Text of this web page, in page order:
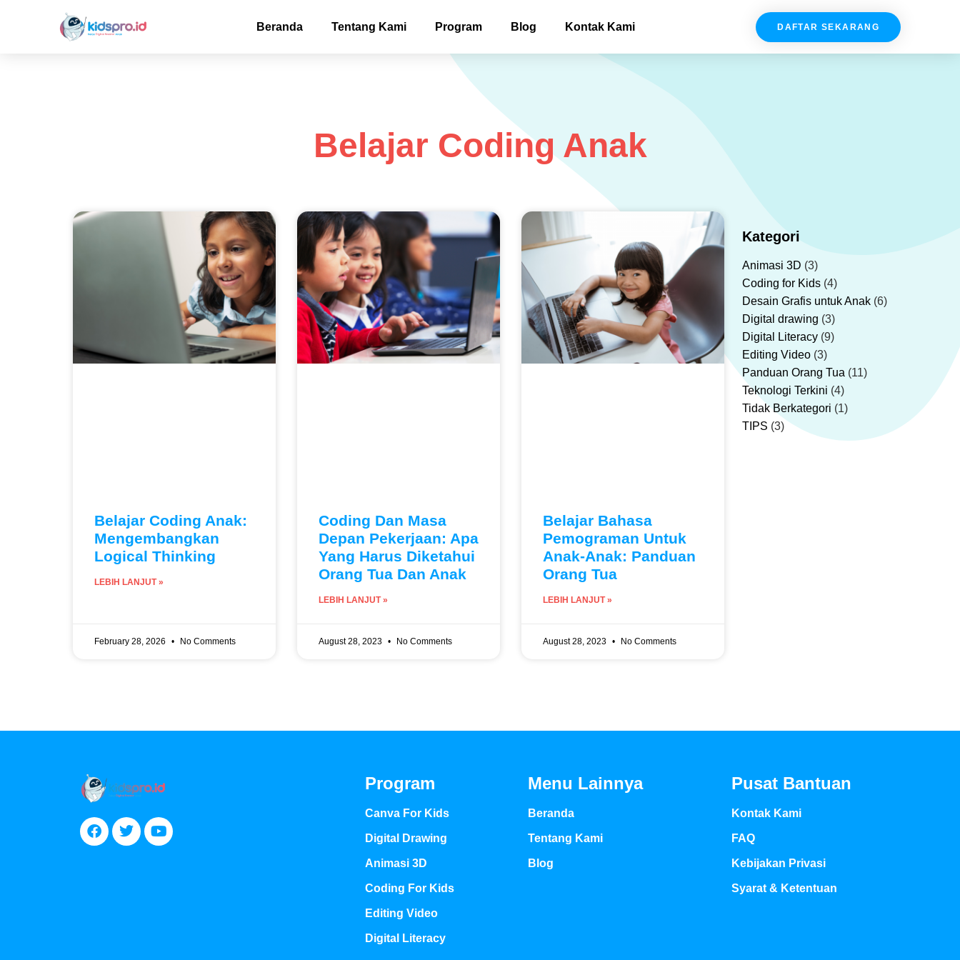
Beranda Tentang Kami Program Blog Kontak Kami DAFTAR SEKARANG
Belajar Coding Anak
Belajar Coding Anak:
Mengembangkan
Logical Thinking
LEBIH LANJUT »
February 28, 2026 No Comments
Coding Dan Masa
Depan Pekerjaan: Apa
Yang Harus Diketahui
Orang Tua Dan Anak
LEBIH LANJUT »
August 28, 2023 No Comments
Belajar Bahasa
Pemograman Untuk
Anak-Anak: Panduan
Orang Tua
LEBIH LANJUT »
August 28, 2023 No Comments
Kategori
Animasi 3D (3)
Coding for Kids (4)
Desain Grafis untuk Anak (6)
Digital drawing (3)
Digital Literacy (9)
Editing Video (3)
Panduan Orang Tua (11)
Teknologi Terkini (4)
Tidak Berkategori (1)
TIPS (3)
Program
Canva For Kids
Digital Drawing
Animasi 3D
Coding For Kids
Editing Video
Digital Literacy
Menu Lainnya
Beranda
Tentang Kami
Blog
Pusat Bantuan
Kontak Kami
FAQ
Kebijakan Privasi
Syarat & Ketentuan